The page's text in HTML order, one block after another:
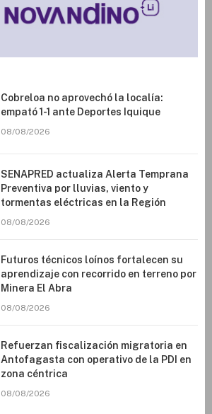
Cobreloa no aprovechó la localía:
empató 1-1 ante Deportes Iquique
08/08/2026
SENAPRED actualiza Alerta Temprana
Preventiva por lluvias, viento y
tormentas eléctricas en la Región
08/08/2026
Futuros técnicos loínos fortalecen su
aprendizaje con recorrido en terreno por
Minera El Abra
08/08/2026
Refuerzan fiscalización migratoria en
Antofagasta con operativo de la PDI en
zona céntrica
08/08/2026